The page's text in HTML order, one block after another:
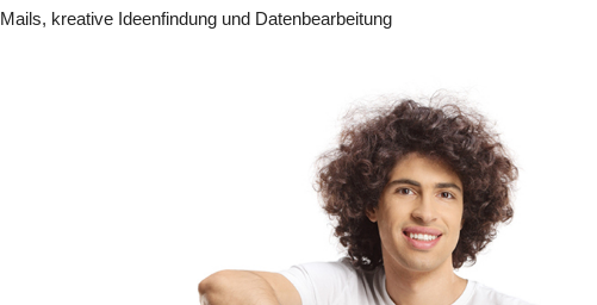
kreative Ideenfindung und Datenbearbeitung